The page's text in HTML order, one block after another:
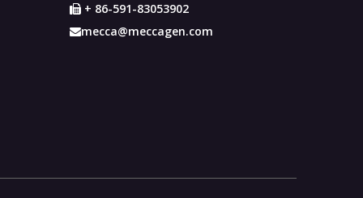
 + 86-591-83053902
mecca@meccagen.com